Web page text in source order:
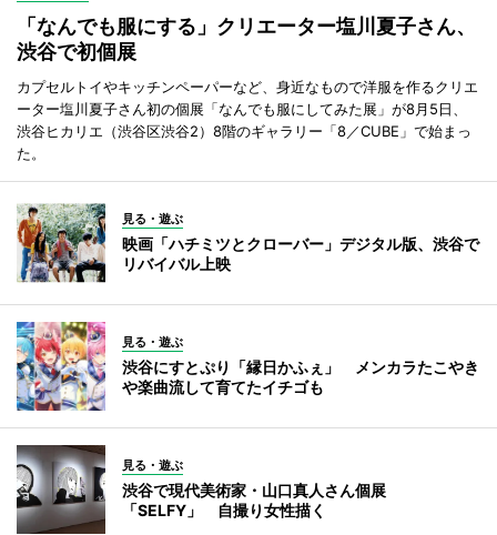
「なんでも服にする」クリエーター塩川夏子さん、
渋谷で初個展
カプセルトイやキッチンペーパーなど、身近なもので洋服を作るクリエ
ーター塩川夏子さん初の個展「なんでも服にしてみた展」が8月5日、
渋谷ヒカリエ（渋谷区渋谷2）8階のギャラリー「8／CUBE」で始まっ
た。
見る・遊ぶ
映画「ハチミツとクローバー」デジタル版、渋谷で
リバイバル上映
見る・遊ぶ
渋谷にすとぷり「縁日かふぇ」 メンカラたこやき
や楽曲流して育てたイチゴも
見る・遊ぶ
渋谷で現代美術家・山口真人さん個展
「SELFY」 自撮り女性描く